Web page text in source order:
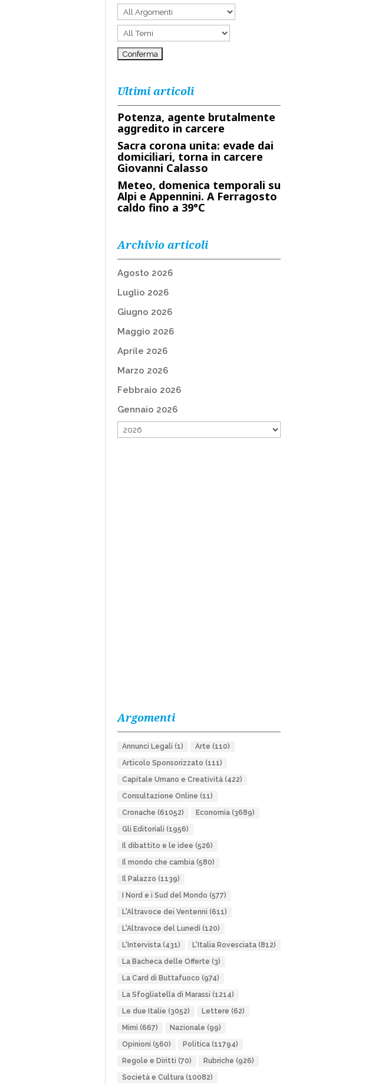
Ultimi articoli
Potenza, agente brutalmente
aggredito in carcere
Sacra corona unita: evade dai
domiciliari, torna in carcere
Giovanni Calasso
Meteo, domenica temporali su
Alpi e Appennini. A Ferragosto
caldo fino a 39°C
Archivio articoli
Agosto 2026
Luglio 2026
Giugno 2026
Maggio 2026
Aprile 2026
Marzo 2026
Febbraio 2026
Gennaio 2026
Argomenti
Annunci Legali (1) Arte (110)
Articolo Sponsorizzato (111)
Capitale Umano e Creatività(422)
Consultazione Online (11)
Cronache (61052) Economia(3689)
Gli Editoriali (1956)
Il dibattito e le idee (526)
Il mondo che cambia(580)
Il Palazzo (1139)
I Nord e i Sud del Mondo (577)
L'Altravoce dei Ventenni (611)
L'Altravoce del Lunedì (120)
L'Intervista(431) L'Italia Rovesciata(812)
La Bacheca delle Offerte (3)
La Card di Buttafuoco (974)
La Sfogliatella di Marassi (1214)
Le due Italie (3052) Lettere (62)
Mimì (667) Nazionale (99)
Opinioni (560) Politica(11794)
Regole e Diritti (70) Rubriche (926)
Società e Cultura(10082)